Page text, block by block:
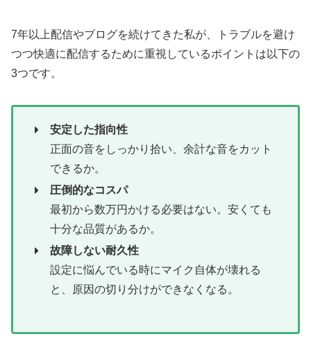
7年以上配信やブログを続けてきた私が、トラブルを避け
つつ快適に配信するために重視しているポイントは以下の
3つです。
安定した指向性
正面の音をしっかり拾い、余計な音をカット
できるか。
圧倒的なコスパ
最初から数万円かける必要はない。安くても
十分な品質があるか。
故障しない耐久性
設定に悩んでいる時にマイク自体が壊れる
と、原因の切り分けができなくなる。